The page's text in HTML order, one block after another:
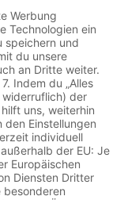
und es einfach
Jahr liegt hinter
Albers. Deshalb
immer wieder in der
Und tolle Neuigkeiten
raus, weil er
vielleicht weil er
Aber eigentlich
des BVB.
und wir beantworten
Viel Spaß und